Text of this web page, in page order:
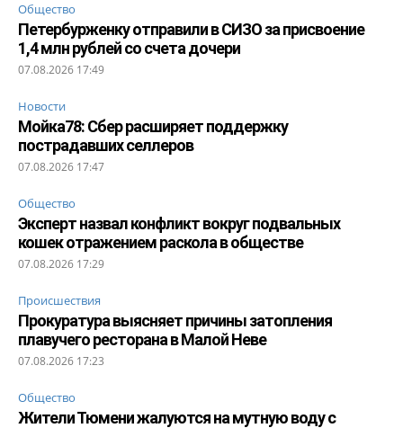
Общество
Петербурженку отправили в СИЗО за присвоение
1,4 млн рублей со счета дочери
07.08.2026 17:49
Новости
Мойка78: Сбер расширяет поддержку
пострадавших селлеров
07.08.2026 17:47
Общество
Эксперт назвал конфликт вокруг подвальных
кошек отражением раскола в обществе
07.08.2026 17:29
Происшествия
Прокуратура выясняет причины затопления
плавучего ресторана в Малой Неве
07.08.2026 17:23
Общество
Жители Тюмени жалуются на мутную воду с